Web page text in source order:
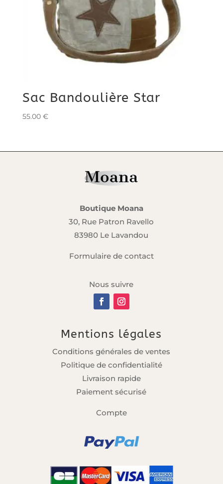
Sac Bandoulière Star
55.00 €
Boutique Moana
30, Rue Patron Ravello
83980 Le Lavandou
Formulaire de contact
Nous suivre
Mentions légales
Conditions générales de ventes
Politique de confidentialité
Livraison rapide
Paiement sécurisé
Compte